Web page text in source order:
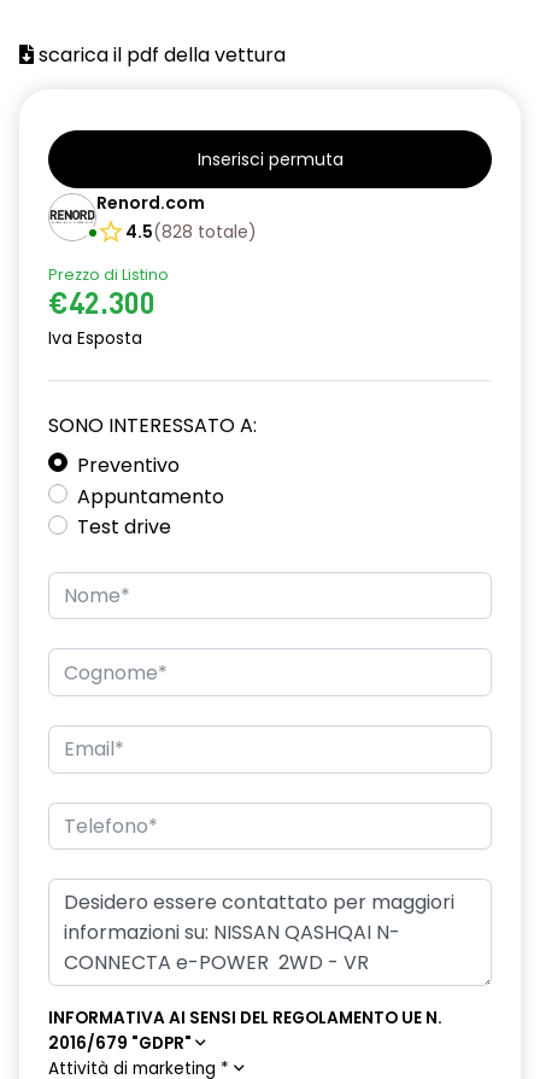
scarica il pdf della vettura
Inserisci permuta
Renord.com
4.5(828 totale)
Prezzo di Listino
€42.300
Iva Esposta
SONO INTERESSATO A:
Preventivo
Appuntamento
Test drive
INFORMATIVA AI SENSI DEL REGOLAMENTO UE N.
2016/679 "GDPR"
Attività di marketing *